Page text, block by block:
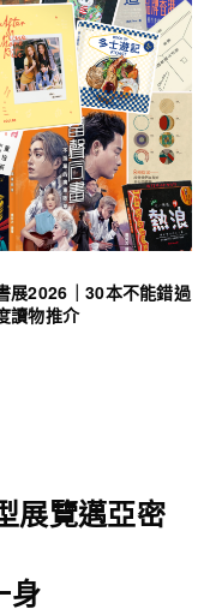
展2026｜30本不能錯過
讀物推介
展覽邁亞密
身